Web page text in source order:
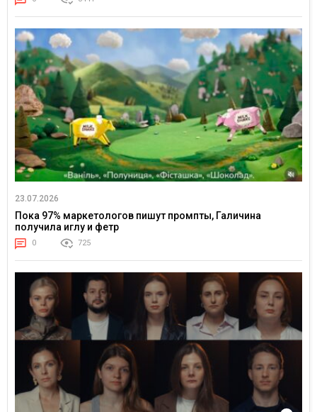
23.07.2026
Пока 97% маркетологов пишут промпты, Галичина
получила иглу и фетр
0 725